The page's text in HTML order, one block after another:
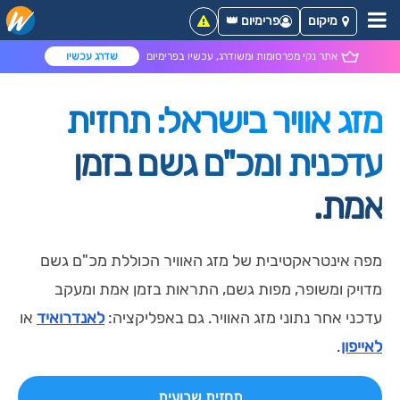
אתר נקי מפרסומות ומשודרג, עכשיו בפרימיום שדרג עכשיו
מיקום פרימיום 👑
מזג אוויר בישראל: תחזית
עדכנית ומכ"ם גשם בזמן
אמת.
מפה אינטראקטיבית של מזג האוויר הכוללת מכ"ם גשם
מדויק ומשופר, מפות גשם, התראות בזמן אמת ומעקב
עדכני אחר נתוני מזג האוויר. גם באפליקציה:לאנדרואיד או
לאייפון.